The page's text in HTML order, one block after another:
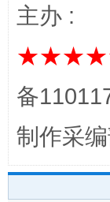
东山县通报“
主办 :
备
制作采